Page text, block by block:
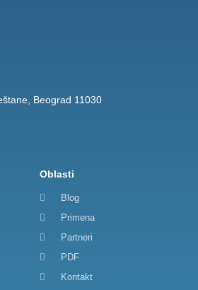
Beograd 11030
Oblasti
Blog
Primena
Partneri
PDF
Kontakt